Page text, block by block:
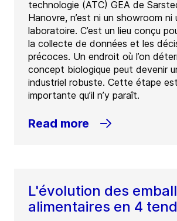
technologie (ATC) GEA de
Hanovre, n’est ni un showroom
laboratoire. C’est un lieu conçu
la collecte de données et les
précoces. Un endroit où l’on
concept biologique peut devenir
industriel robuste. Cette étape
importante qu’il n’y paraît.
Read more
L'évolution des
alimentaires en 4